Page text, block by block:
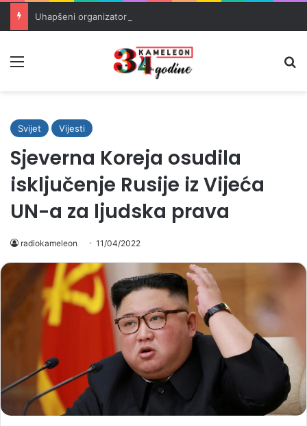
Svijet Vijesti
Sjeverna Koreja osudila
isključenje Rusije iz Vijeća
UN-a za ljudska prava
radiokameleon 11/04/2022